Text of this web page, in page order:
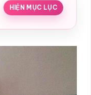
HIỆN MỤC LỤC